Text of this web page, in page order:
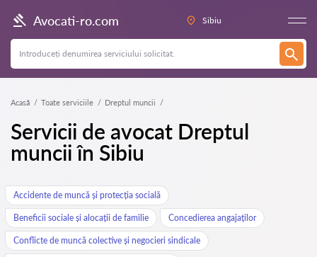
Avocati-ro.com Sibiu
Acasă Toate serviciile Dreptul muncii
Servicii de avocat Dreptul
muncii în Sibiu
Accidente de muncă și protecția socială
Beneficii sociale și alocații de familie Concedierea angajaților
Conflicte de muncă colective și negocieri sindicale